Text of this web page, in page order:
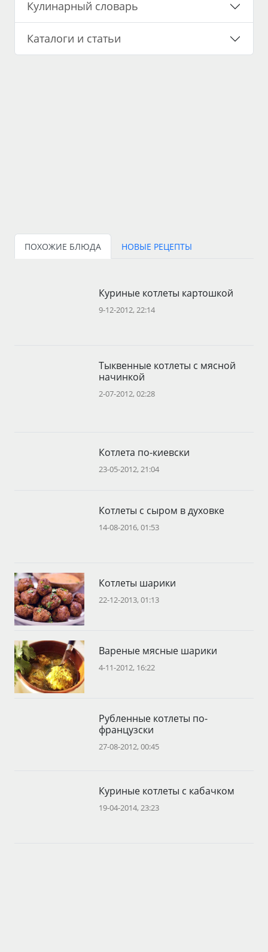
Кулинарный словарь
Каталоги и статьи
ПОХОЖИЕ БЛЮДА НОВЫЕ РЕЦЕПТЫ
Куриные котлеты картошкой
9-12-2012, 22:14
Тыквенные котлеты с мясной
начинкой
2-07-2012, 02:28
Котлета по-киевски
23-05-2012, 21:04
Котлеты с сыром в духовке
14-08-2016, 01:53
Котлеты шарики
22-12-2013, 01:13
Вареные мясные шарики
4-11-2012, 16:22
Рубленные котлеты по-
французски
27-08-2012, 00:45
Куриные котлеты с кабачком
19-04-2014, 23:23